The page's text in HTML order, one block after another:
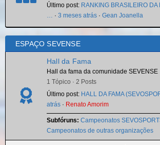
Último post: RANKING BRASILEIRO DA
· 3 meses atrás · Gean Joanella
ESPAÇO SEVENSE
Hall da Fama
Hall da fama da comunidade SEVENSE
1 Tópico · 2 Posts
Último post: HALL DA FAMA
atrás · Renato Amorim
Subfóruns: Campeonatos
Campeonatos de outras organizações